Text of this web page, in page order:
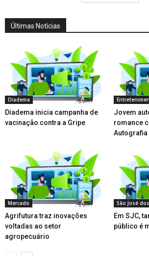
Últimas Notícias
Diadema
Diadema inicia campanha de
vacinação contra a Gripe
Jovem
romance
Autografia
Mercado
Agrifutura traz inovações
voltadas ao setor
agropecuário
São José
Em SJC,
público é